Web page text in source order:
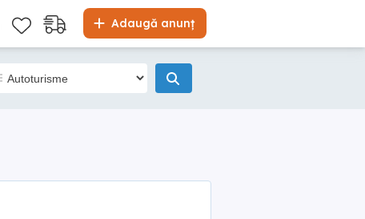
Adaugă anunț